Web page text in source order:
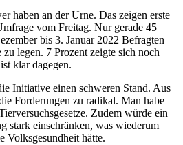
haben an der Urne. Das zeigen erste
vom Freitag. Nur gerade 45
bis 3. Januar 2022 Befragten
legen. 7 Prozent zeigte sich noch
klar dagegen.
Initiative einen schweren Stand. Aus
Forderungen zu radikal. Man habe
Zudem würde ein
stark einschränken, was wiederum
Volksgesundheit hätte.